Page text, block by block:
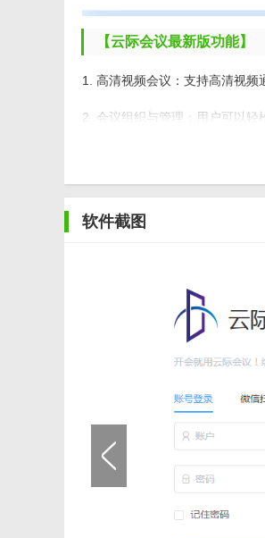
【云际会议最新版功能】
1. 高清视频会议：支持高清视频
2. 会议组织与管理：用户可以轻
3. 多样化的通知与提醒：通过
【云际会议最新版内容】
2. 会议文档与录制视频：支持
3. 多样化的会议工具：提供双
1. 注册与登录：新用户可以通
2. 发起会议：在首页点击“发起
3. 加入会议：用户可以通过会
软件截图